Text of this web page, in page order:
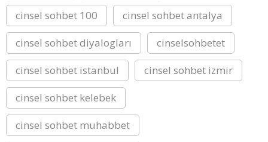
cinsel sohbet 100
cinsel sohbet antalya
cinsel sohbet diyalogları
cinselsohbetet
cinsel sohbet istanbul
cinsel sohbet izmir
cinsel sohbet kelebek
cinsel sohbet muhabbet